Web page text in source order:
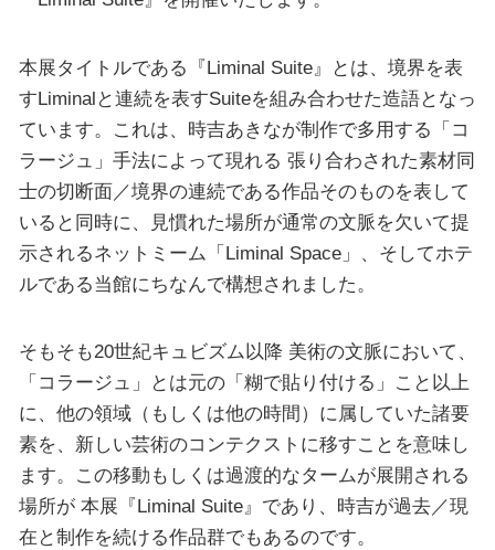
本展タイトルである『Liminal Suite』とは、境界を表
すLiminalと連続を表すSuiteを組み合わせた造語となっ
ています。これは、時吉あきなが制作で多用する「コ
ラージュ」手法によって現れる 張り合わされた素材同
士の切断面／境界の連続である作品そのものを表して
いると同時に、見慣れた場所が通常の文脈を欠いて提
示されるネットミーム「Liminal Space」、そしてホテ
ルである当館にちなんで構想されました。
そもそも20世紀キュビズム以降 美術の文脈において、
「コラージュ」とは元の「糊で貼り付ける」こと以上
に、他の領域（もしくは他の時間）に属していた諸要
素を、新しい芸術のコンテクストに移すことを意味し
ます。この移動もしくは過渡的なタームが展開される
場所が 本展『Liminal Suite』であり、時吉が過去／現
在と制作を続ける作品群でもあるのです。